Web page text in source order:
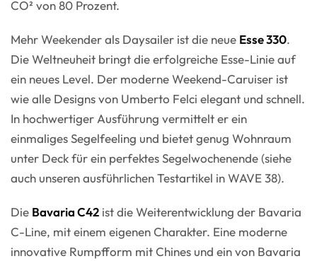
CO² von 80 Prozent.
Mehr Weekender als Daysailer ist die neue Esse 330.
Die Weltneuheit bringt die erfolgreiche Esse-Linie auf
ein neues Level. Der moderne Weekend-Caruiser ist
wie alle Designs von Umberto Felci elegant und schnell.
In hochwertiger Ausführung vermittelt er ein
einmaliges Segelfeeling und bietet genug Wohnraum
unter Deck für ein perfektes Segelwochenende (siehe
auch unseren ausführlichen Testartikel in WAVE 38).
Die Bavaria C42 ist die Weiterentwicklung der Bavaria
C-Line, mit einem eigenen Charakter. Eine moderne
innovative Rumpfform mit Chines und ein von Bavaria